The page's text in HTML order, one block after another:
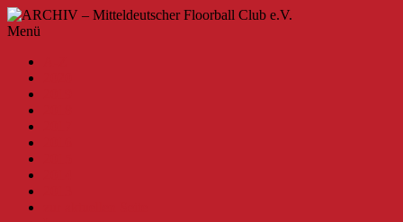
Zum
Inhalt
ARCHIV
Mitteldeutscher
Floorball
Club
e.V.
Willkommen
beim
MFBC
Menü